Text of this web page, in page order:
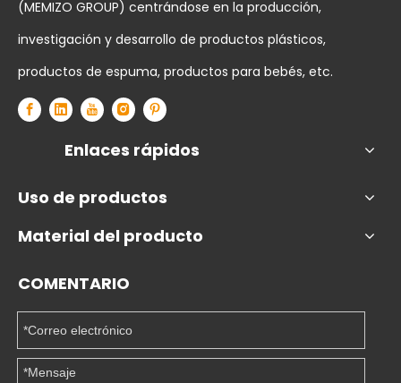
(MEMIZO GROUP) centrándose en la producción,
investigación y desarrollo de productos plásticos,
productos de espuma, productos para bebés, etc.
Enlaces rápidos
Uso de productos
Material del producto
COMENTARIO